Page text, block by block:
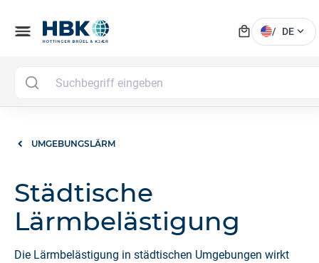
menu local_mall / DE expand_more
UMGEBUNGSLÄRM
Städtische
Lärmbelästigung
Die Lärmbelästigung in städtischen Umgebungen wirkt